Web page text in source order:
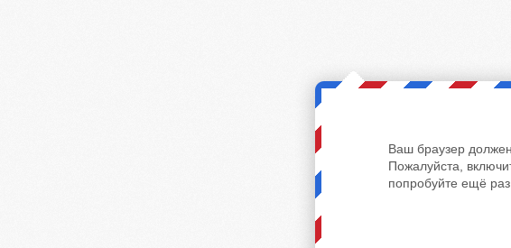
Ваш браузер
Пожалуйста,
попробуйте ещё раз